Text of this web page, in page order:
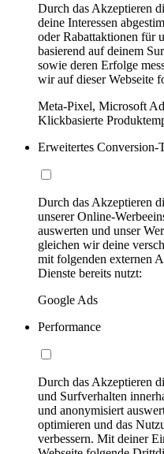
Durch das Akzeptieren
deine Interessen
oder Rabattaktionen für
basierend auf deinem
sowie deren Erfolge
wir auf dieser Webseite
Meta-Pixel, Microsoft
Klickbasierte
Erweitertes Conversion-
Durch das Akzeptieren
unserer Online-
auswerten und unser
gleichen wir deine
mit folgenden externen
Dienste bereits nutzt:
Google Ads
Performance
Durch das Akzeptieren
und Surfverhalten
und anonymisiert
optimieren und das
verbessern. Mit deiner